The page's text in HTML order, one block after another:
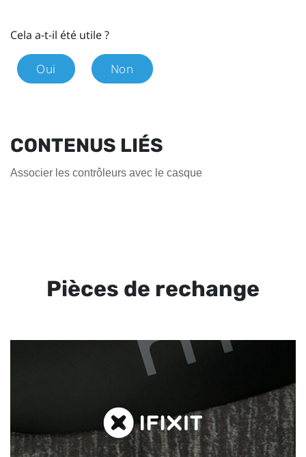
Cela a-t-il été utile ?
Oui Non
CONTENUS LIÉS
Associer les contrôleurs avec le casque
Pièces de rechange